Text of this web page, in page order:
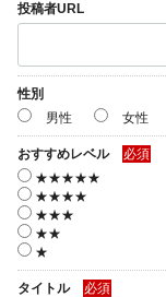
投稿者URL
性別
男性
女性
おすすめレベル
必須
★★★★★
★★★★
★★★
★★
★
タイトル 必須